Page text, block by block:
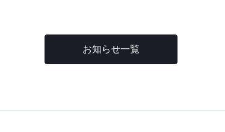
お知らせ一覧